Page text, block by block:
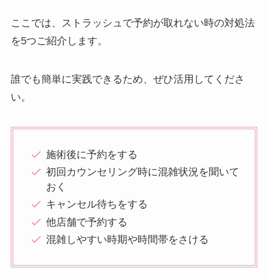
ここでは、ストラッシュで予約が取れない時の対処法
を5つご紹介します。
誰でも簡単に実践できるため、ぜひ活用してくださ
い。
施術後に予約をする
初回カウンセリング時に混雑状況を聞いて
おく
キャンセル待ちをする
他店舗で予約する
混雑しやすい時期や時間帯をさける